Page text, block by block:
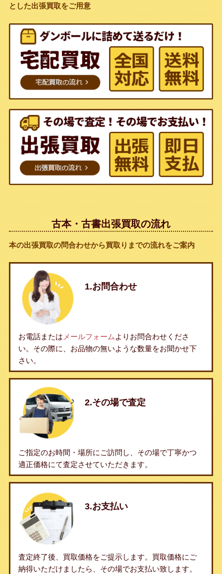
とした出張買取をご用意
古本・古書出張買取の流れ
本の出張買取の問合わせから買取りまでの流れをご案内
1.お問合わせ
お電話または メールフォーム よりお問合わせくださ
い。その際に、お品物の無いような数量をお聞かせ下
さい。
2.その場で査定
ご指定のお時間・場所にご訪問し、その場で丁寧かつ
適正価格にて査定させていただきます。
3.お支払い
査定終了後、買取価格をご提示します。買取価格にご
納得いただけましたら、その場でお支払い致します。